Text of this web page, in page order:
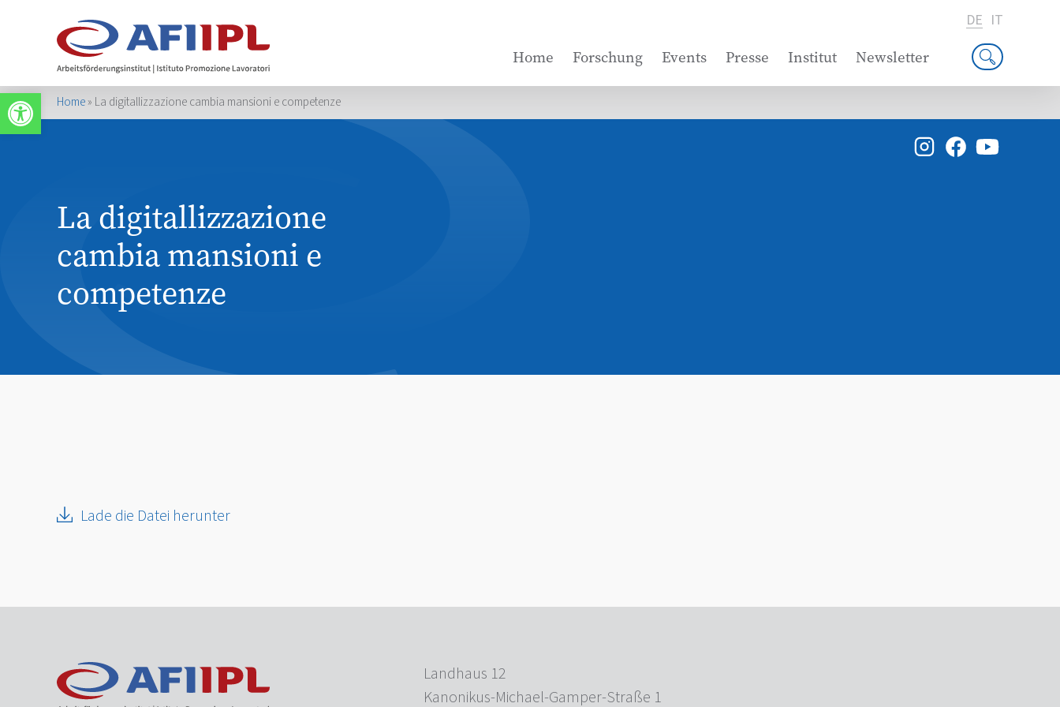
Werkzeugleiste öffnen
Home Forschung Events Presse Institut Newsletter
DE IT
Home» La digitallizzazione cambia mansioni e competenze
La digitallizzazione
cambia mansioni e
competenze
Lade die Datei herunter
Landhaus 12
Kanonikus-Michael-Gamper-Straße 1